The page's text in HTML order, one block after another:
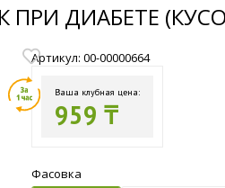
ПРИ ДИАБЕТЕ
Артикул: 00-00000664
Ваша клубная цена:
959 ₸
Фасовка